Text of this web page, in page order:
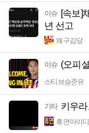
이슈 [속보]
년 선고
왜구김당
이슈 (오피
스티브승준유
기타 키우
휴면아이디